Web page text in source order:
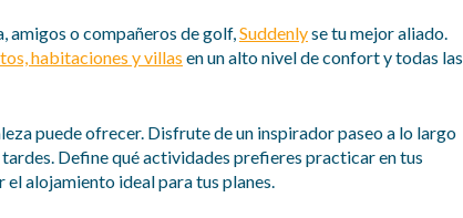
amigos o compañeros de golf,Suddenlyse tu mejor aliado.
habitaciones y villas en un alto nivel de confort y todas las
puede ofrecer. Disfrute de un inspirador paseo a lo largo
Define qué actividades prefieres practicar en tus
alojamiento ideal para tus planes.